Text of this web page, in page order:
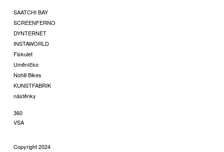
SAATCHI BAY
SCREENFERNO
DYNTERNET
INSTAWORLD
Fiskulet
Uměníčko
Nohill Bikes
KUNSTFABRIK
nástěnky
360
VSA
Copyright 2024